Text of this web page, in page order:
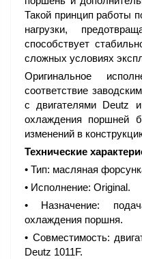
Такой принцип работы
нагрузки,
способствует
сложных условиях
Оригинальное
соответствие
с двигателями Deutz
охлаждения поршней
изменений в
Технические
• Тип: масляная
• Исполнение: Original.
• Назначение:
охлаждения поршня.
• Совместимость:
Deutz 1011F.